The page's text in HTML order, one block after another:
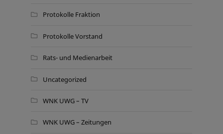
Protokolle Fraktion
Protokolle Vorstand
Rats- und Medienarbeit
Uncategorized
WNK UWG – TV
WNK UWG – Zeitungen